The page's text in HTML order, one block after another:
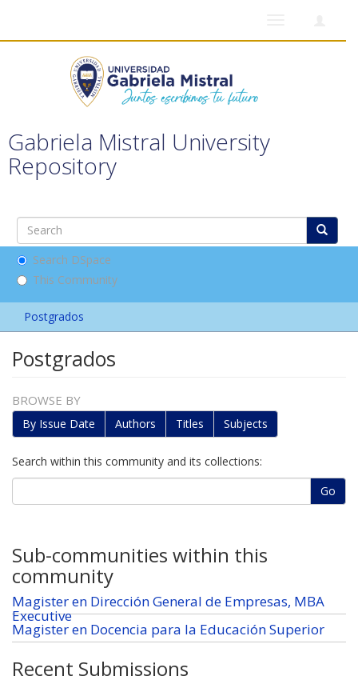
Gabriela Mistral University
Repository
Search DSpace
This Community
Postgrados
Postgrados
BROWSE BY
By Issue Date Authors Titles Subjects
Search within this community and its collections:
Go
Sub-communities within this
community
Magister en Dirección General de Empresas, MBA
Executive
Magister en Docencia para la Educación Superior
Recent Submissions